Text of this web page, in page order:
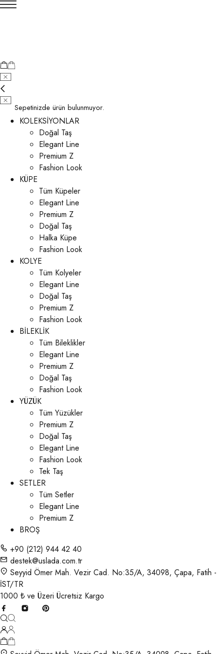
Sepetinizde ürün bulunmuyor.
KOLEKSİYONLAR
Doğal Taş
Elegant Line
Premium Z
Fashion Look
KÜPE
Tüm Küpeler
Elegant Line
Premium Z
Doğal Taş
Halka Küpe
Fashion Look
KOLYE
Tüm Kolyeler
Elegant Line
Doğal Taş
Premium Z
Fashion Look
BİLEKLİK
Tüm Bileklikler
Elegant Line
Premium Z
Doğal Taş
Fashion Look
YÜZÜK
Tüm Yüzükler
Premium Z
Doğal Taş
Elegant Line
Fashion Look
Tek Taş
SETLER
Tüm Setler
Elegant Line
Premium Z
BROŞ
+90 (212) 944 42 40
destek@uslada.com.tr
Seyyid Ömer Mah. Vezir Cad. No:35/A, 34098, Çapa, Fatih -
İST/TR
1000 ₺ ve Üzeri Ücretsiz Kargo